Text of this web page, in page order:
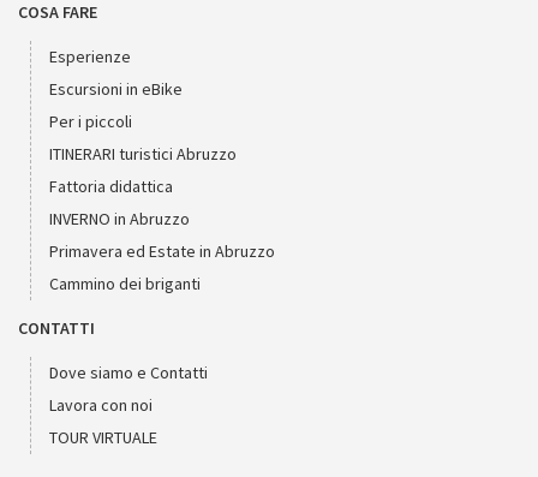
COSA FARE
Esperienze
Escursioni in eBike
Per i piccoli
ITINERARI turistici Abruzzo
Fattoria didattica
INVERNO in Abruzzo
Primavera ed Estate in Abruzzo
Cammino dei briganti
CONTATTI
Dove siamo e Contatti
Lavora con noi
TOUR VIRTUALE